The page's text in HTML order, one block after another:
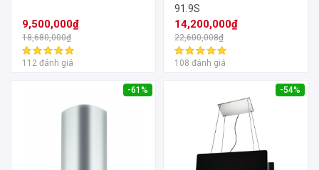
9,500,000₫
18,680,000₫
112 đánh giá
91.9S
14,200,000₫
22,600,008₫
108 đánh giá
-61% -54%